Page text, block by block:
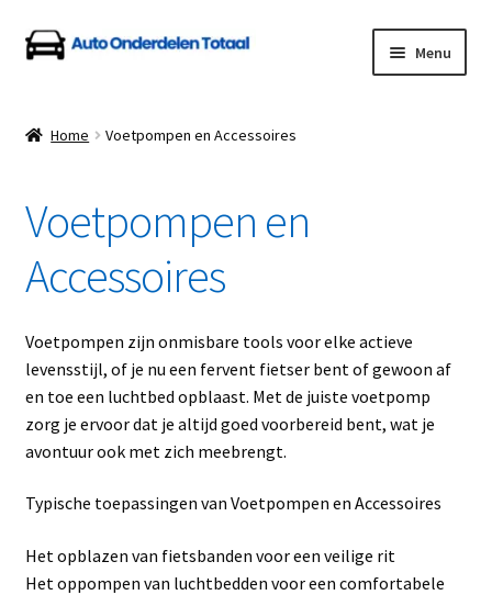
Ga
door
navigatie
Ga
naar
inhoud
Menu
Auto Onderdelen Shop
Betalen en Verzenden
Blog
Contact
Klantenservice
Linkpartners
My account
Home Voetpompen en Accessoires
Voetpompen en
Accessoires
Voetpompen zijn onmisbare tools voor elke actieve
levensstijl, of je nu een fervent fietser bent of gewoon af
en toe een luchtbed opblaast. Met de juiste voetpomp
zorg je ervoor dat je altijd goed voorbereid bent, wat je
avontuur ook met zich meebrengt.
Typische toepassingen van Voetpompen en Accessoires
Het opblazen van fietsbanden voor een veilige rit
Het oppompen van luchtbedden voor een comfortabele